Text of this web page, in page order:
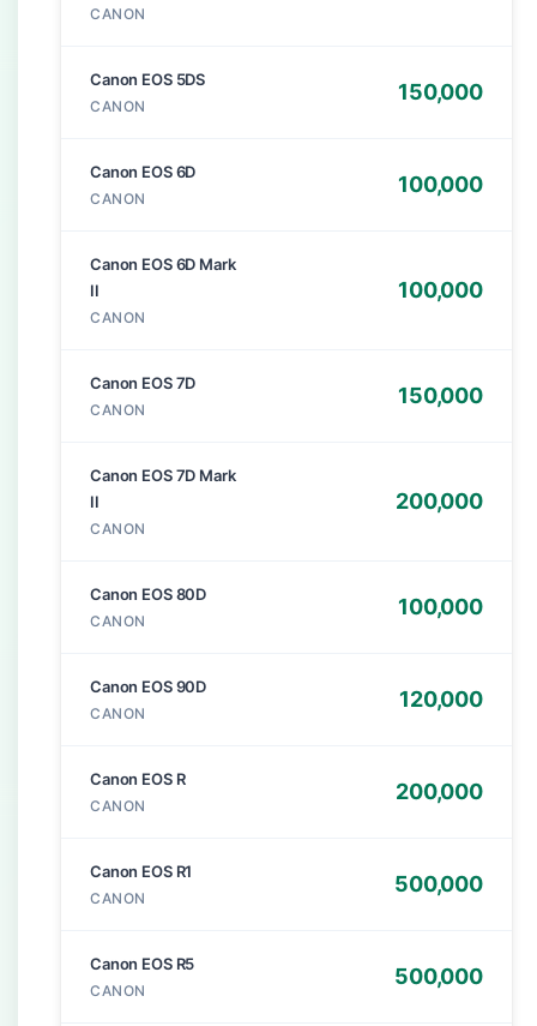
CANON
Canon EOS 5DS
CANON
150,000
Canon EOS 6D
CANON
100,000
Canon EOS 6D Mark
II
CANON
100,000
Canon EOS 7D
CANON
150,000
Canon EOS 7D Mark
II
CANON
200,000
Canon EOS 80D
CANON
100,000
Canon EOS 90D
CANON
120,000
Canon EOS R
CANON
200,000
Canon EOS R1
CANON
500,000
Canon EOS R5
CANON
500,000